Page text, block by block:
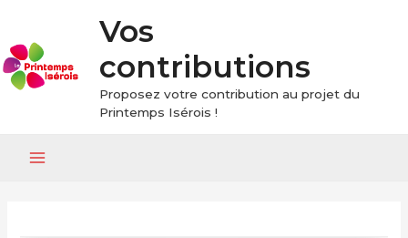
Vos
contributions
Proposez votre contribution au projet du
Printemps Isérois !